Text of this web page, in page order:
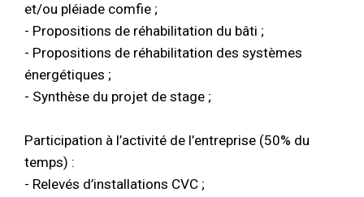
et/ou pléiade comfie ;
- Propositions de réhabilitation du bâti ;
- Propositions de réhabilitation des systèmes
énergétiques ;
- Synthèse du projet de stage ;
Participation à l’activité de l’entreprise (50% du
temps) :
- Relevés d’installations CVC ;